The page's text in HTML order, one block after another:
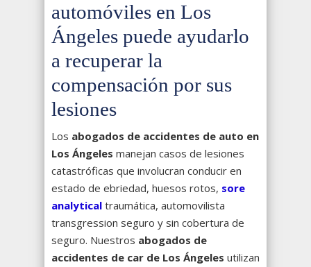
automóviles en Los
Ángeles puede ayudarlo
a recuperar la
compensación por sus
lesiones
Los abogados de accidentes de auto en
Los Ángeles manejan casos de lesiones
catastróficas que involucran conducir en
estado de ebriedad, huesos rotos, sore
analytical traumática, automovilista
transgression seguro y sin cobertura de
seguro. Nuestros abogados de
accidentes de car de Los Ángeles utilizan